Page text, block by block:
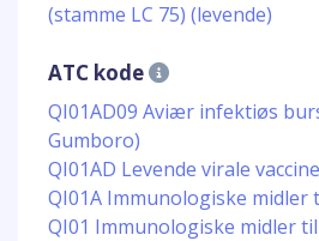
(stamme LC 75) (levende)
ATC kode
QI01AD09 Aviær infektiøs
Gumboro)
QI01AD Levende virale
QI01A Immunologiske midler
QI01 Immunologiske midler